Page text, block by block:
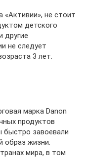
«Активии», не стоит
детского
другие
не следует
3 лет.
марка Danon
продуктов
быстро завоевали
образ жизни.
мира, в том